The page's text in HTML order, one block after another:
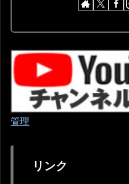
管理
リンク